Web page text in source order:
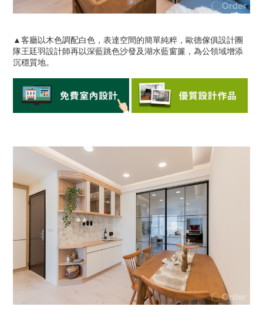
▲客廳以木色調配白色，表達空間的簡單純粹，歐德傢俱設計團
隊王廷羽設計師再以深藍跳色沙發及湖水藍窗簾，為公領域增添
沉穩質地。